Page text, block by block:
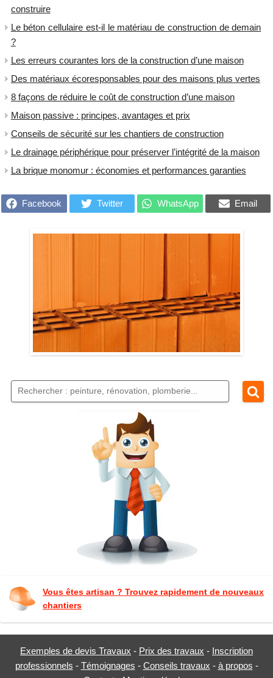
construire
Le béton cellulaire est-il le matériau de construction de demain
?
Les erreurs courantes lors de la construction d’une maison
Des matériaux écoresponsables pour des maisons plus vertes
8 façons de réduire le coût de construction d’une maison
Maison passive : principes, avantages et prix
Conseils de sécurité sur les chantiers de construction
Le drainage périphérique pour préserver l’intégrité de la maison
La brique monomur : économies et performances garanties
Facebook Twitter WhatsApp Email
Vous êtes artisan ? Trouvez rapidement de nouveaux
chantiers
Exemples de devis Travaux - Prix des travaux - Inscription
professionnels - Témoignages - Conseils travaux - à propos -